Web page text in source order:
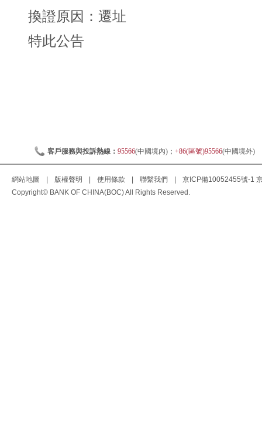
換證原因：遷址
特此公告
客戶服務與投訴熱線： 95566(中國境內)； +86(區號)95566(中國境外)
網站地圖 版權聲明 使用條款 聯繫我們 京ICP備10052455號-1
Copyright© BANK OF CHINA(BOC) All Rights Reserved.